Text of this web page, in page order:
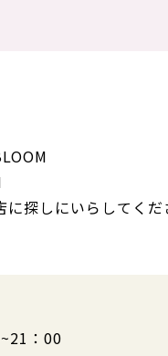
探しにいらしてくだ
：00